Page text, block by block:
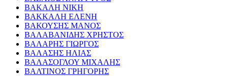
ΒΑΚΑΛΗ ΝΙΚΗ
ΒΑΚΚΑΛΗ ΕΛΕΝΗ
ΒΑΚΟΥΣΗΣ ΜΑΝΟΣ
ΒΑΛΑΒΑΝΙΔΗΣ ΧΡΗΣΤΟΣ
ΒΑΛΑΡΗΣ ΓΙΩΡΓΟΣ
ΒΑΛΑΣΗΣ ΗΛΙΑΣ
ΒΑΛΑΣΟΓΛΟΥ ΜΙΧΑΛΗΣ
ΒΑΛΤΙΝΟΣ ΓΡΗΓΟΡΗΣ